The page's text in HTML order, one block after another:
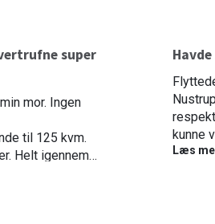
super
mor. Ingen
til 125 kvm.
Helt igennem
ekstra
kunne
var i
Læs